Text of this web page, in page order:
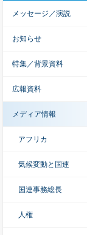
メッセージ／演説
お知らせ
特集／背景資料
広報資料
メディア情報
アフリカ
気候変動と国連
国連事務総長
人権